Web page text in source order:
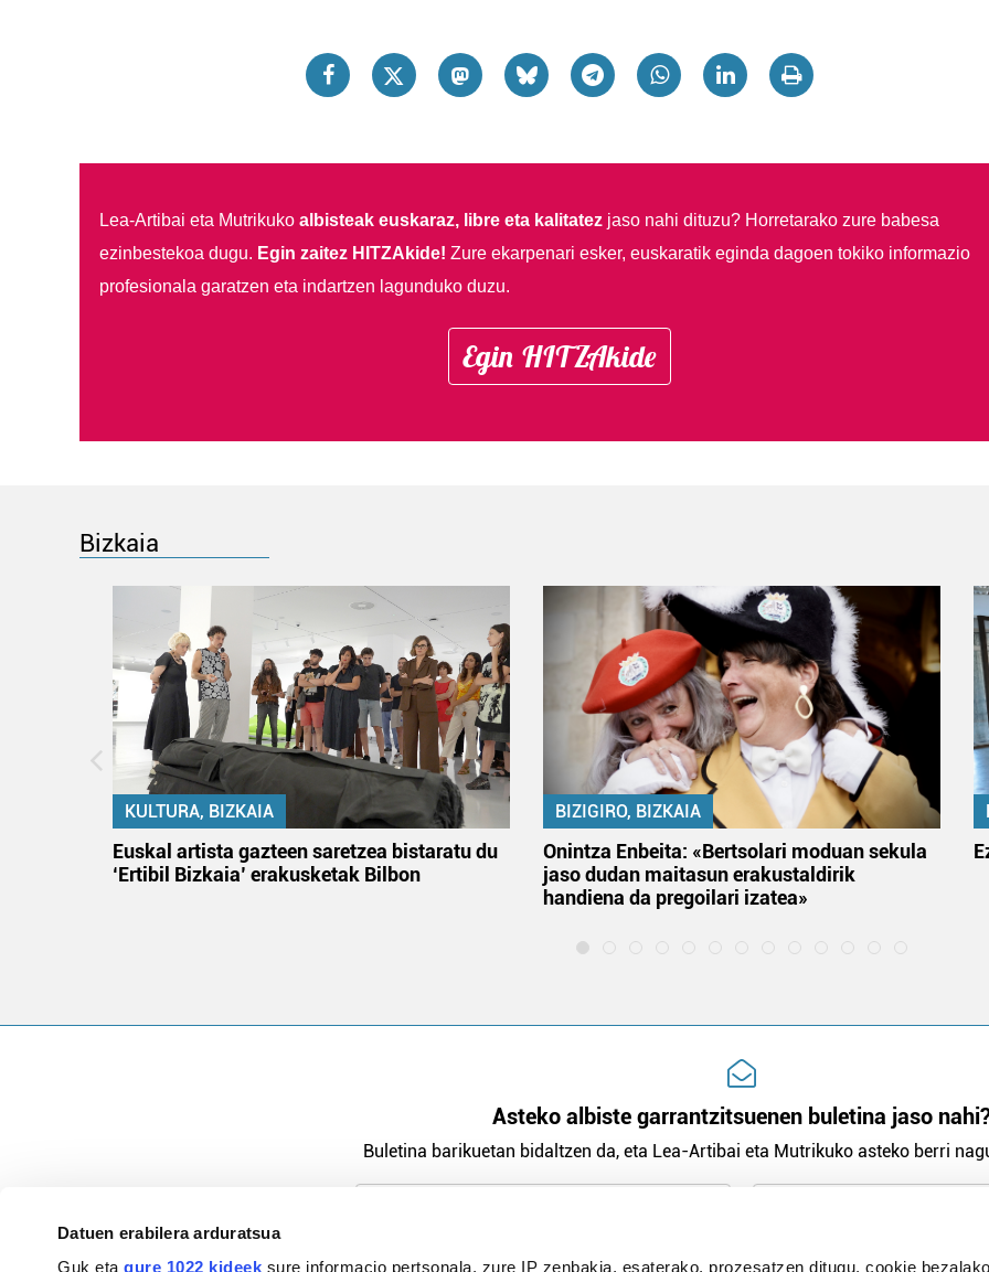
Datuen erabilera arduratsua
Guk etagure 1022 kideek sure informacio pertsonala, zure IP zenbakia, esaterako, prozesatzen ditugu, cookie
Lea-Artibai eta Mutrikuko albisteak euskaraz, libre eta kalitatezjaso nahi dituzu? Horretarako zure babesa
ezinbestekoa dugu. Egin zaitez HITZAkide! Zure ekarpenari esker, euskaratik eginda dagoen tokiko informazio
profesionala garatzen eta indartzen lagunduko duzu.
Egin HITZAkide
Bizkaia
KULTURA, BIZKAIA
Euskal artista gazteen saretzea bistaratu du
‘Ertibil Bizkaia’ erakusketak Bilbon
BIZIGIRO, BIZKAIA
Onintza Enbeita: «Bertsolari moduan sekula
jaso dudan maitasun erakustaldirik
handiena da pregoilari izatea»
Asteko albiste garrantzitsuenen buletina jaso
Buletina barikuetan bidaltzen da, eta Lea-Artibai eta Mutrikuko asteko berri